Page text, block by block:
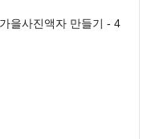
을사진액자 만들기 - 4